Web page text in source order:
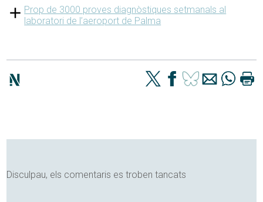
Prop de 3000 proves diagnòstiques setmanals al
laboratori de l’aeroport de Palma
Disculpau, els comentaris es troben tancats